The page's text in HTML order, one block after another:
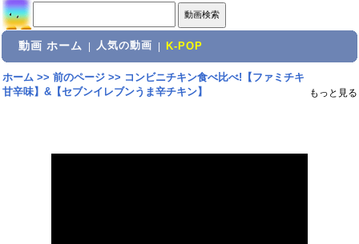
動画 ホーム 人気の動画 K-POP
ホーム>> 前のページ>> コンビニチキン食べ比べ!【ファミチキ
甘辛味】&【セブンイレブンうま辛チキン】
もっと見る